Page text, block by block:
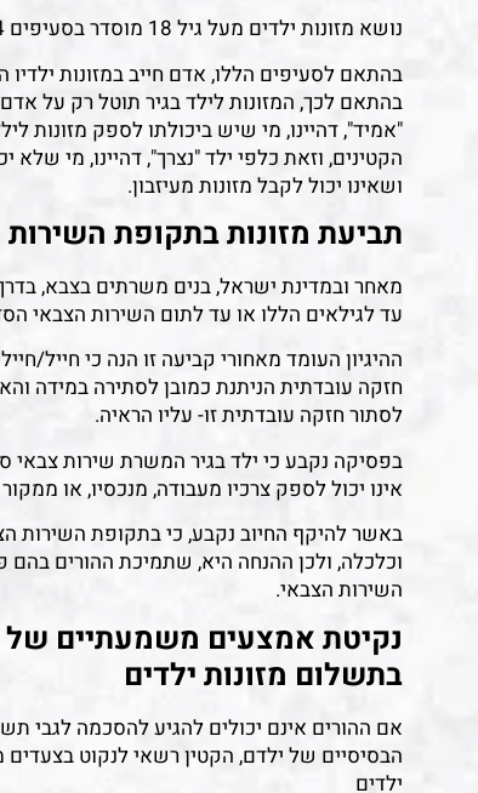
נושא מזונות ילדים מעל גיל 18 מוסדר בסעיפים 4, 5 לחוק לתיקון דיני המשפחה (מזונות), תשי"ט-1959.
בהתאם לכך, המזונות לילד בגיר תוטל רק על
"אמיד", דהיינו, מי שיש ביכולתו לספק מזונות
הקטינים, וזאת כלפי ילד "נצרך", דהיינו, מי
ושאינו יכול לקבל מזונות מעיזבון.
תביעת מזונות בתקופת
עד לגילאים הללו או עד לתום השירות הצבאי
ההיגיון העומד מאחורי קביעה זו הנה כי חייל/
חזקה עובדתית הניתנת כמובן לסתירה במידה
לסתור חזקה עובדתית זו- עליו הראיה.
בפסיקה נקבע כי ילד בגיר המשרת שירות צבאי
אינו יכול לספק צרכיו מעבודה, מנכסיו, או
באשר להיקף החיוב נקבע, כי בתקופת השירות
וכלכלה, ולכן ההנחה היא, שתמיכת ההורים
השירות הצבאי.
נקיטת אמצעים משמעתיים של
בתשלום מזונות ילדים
אם ההורים אינם יכולים להגיע להסכמה לגבי
הבסיסיים של ילדם, הקטין רשאי לנקוט
ילדים